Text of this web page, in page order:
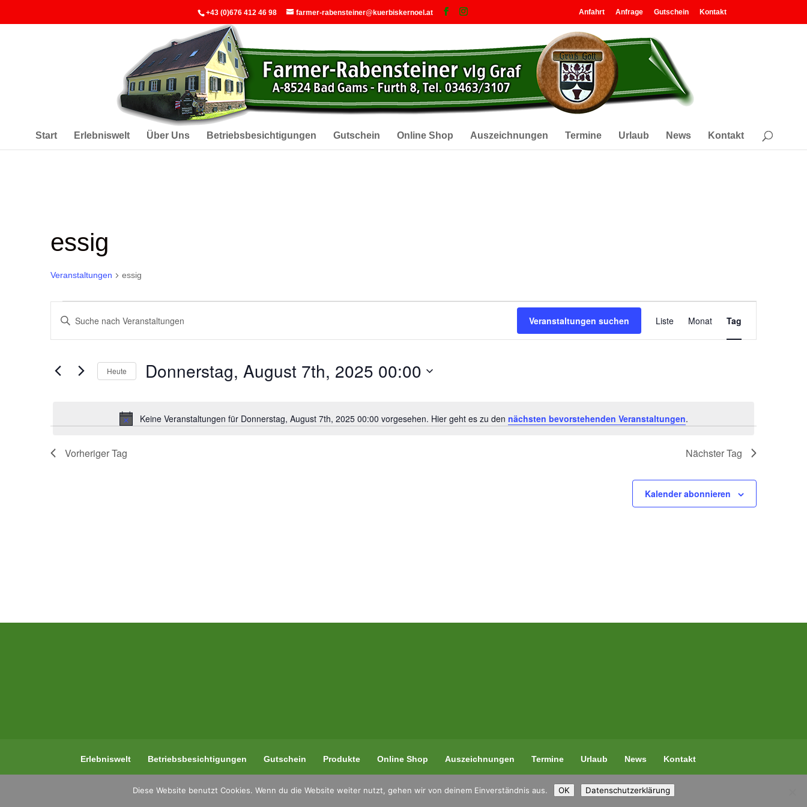
+43 (0)676 412 46 98 farmer-rabensteiner@kuerbiskernoel.at Anfahrt Anfrage Gutschein Kontakt
Start Erlebniswelt Über Uns Betriebsbesichtigungen Gutschein Online Shop Auszeichnungen Termine Urlaub News Kontakt
essig
Veranstaltungen essig
Veranstaltungen
für
Donnerstag,
7th,
2025
Hinweis
Keine Veranstaltungen für Donnerstag, August 7th, 2025 00:00 vorgesehen. Hier geht es zu den nächsten bevorstehenden Veranstaltungen.
Veranstaltungen
Suche
und
Navigation
Bitte
Schlüsselwort
Suche
Veranstaltungen
Schlüsselwort.
Veranstaltungen suchen Liste Monat Tag
Heute Donnerstag, August 7th, 2025 00:00
Vorheriger Tag Nächster Tag
Kalender abonnieren
Erlebniswelt Betriebsbesichtigungen Gutschein Produkte Online Shop Auszeichnungen Termine Urlaub News Kontakt
Diese Website benutzt Cookies. Wenn du die Website weiter nutzt, gehen wir von deinem Einverständnis aus. OK Datenschutzerklärung